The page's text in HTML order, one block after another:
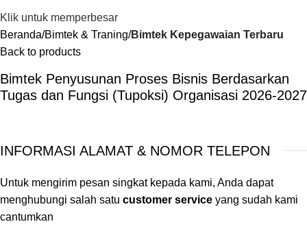
Klik untuk memperbesar
Beranda Bimtek & Traning Bimtek Kepegawaian Terbaru
Back to products
Bimtek Penyusunan Proses Bisnis Berdasarkan
Tugas dan Fungsi (Tupoksi) Organisasi 2026-2027
INFORMASI ALAMAT & NOMOR TELEPON
Untuk mengirim pesan singkat kepada kami, Anda dapat
menghubungi salah satu customer service yang sudah kami
cantumkan